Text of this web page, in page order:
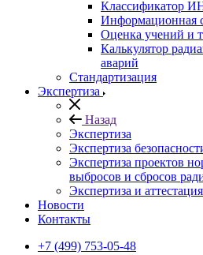
Классификатор
Информационная
Оценка учений и
Калькулятор
аварий
Стандартизация
Экспертиза
Назад
Экспертиза
Экспертиза
Экспертиза проектов
выбросов и сбросов
Экспертиза и
Новости
Контакты
+7 (499) 753-05-48